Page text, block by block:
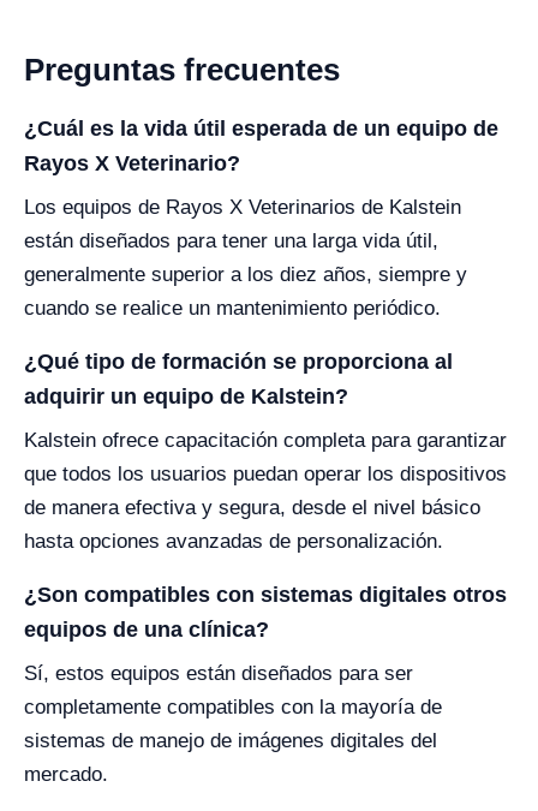
Preguntas frecuentes
¿Cuál es la vida útil esperada de un equipo de
Rayos X Veterinario?
Los equipos de Rayos X Veterinarios de Kalstein
están diseñados para tener una larga vida útil,
generalmente superior a los diez años, siempre y
cuando se realice un mantenimiento periódico.
¿Qué tipo de formación se proporciona al
adquirir un equipo de Kalstein?
Kalstein ofrece capacitación completa para garantizar
que todos los usuarios puedan operar los dispositivos
de manera efectiva y segura, desde el nivel básico
hasta opciones avanzadas de personalización.
¿Son compatibles con sistemas digitales otros
equipos de una clínica?
Sí, estos equipos están diseñados para ser
completamente compatibles con la mayoría de
sistemas de manejo de imágenes digitales del
mercado.